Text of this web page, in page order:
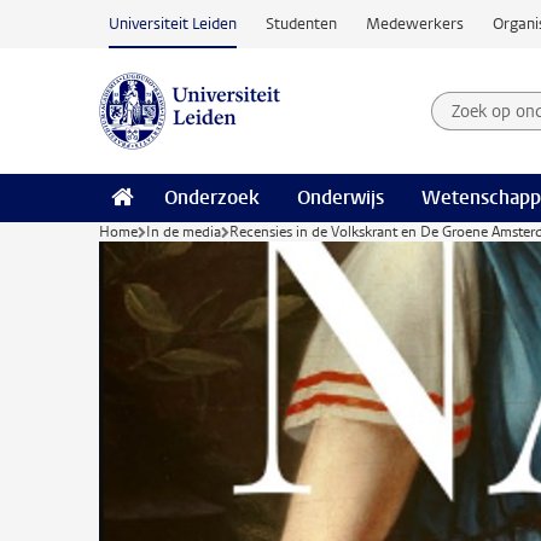
Ga naar hoofdinhoud
Universiteit Leiden Studenten Medewerkers
Zoek op
Zoekterm
Onderzoek Onderwijs
Home In de media Recensies in de Volkskrant en De Groene